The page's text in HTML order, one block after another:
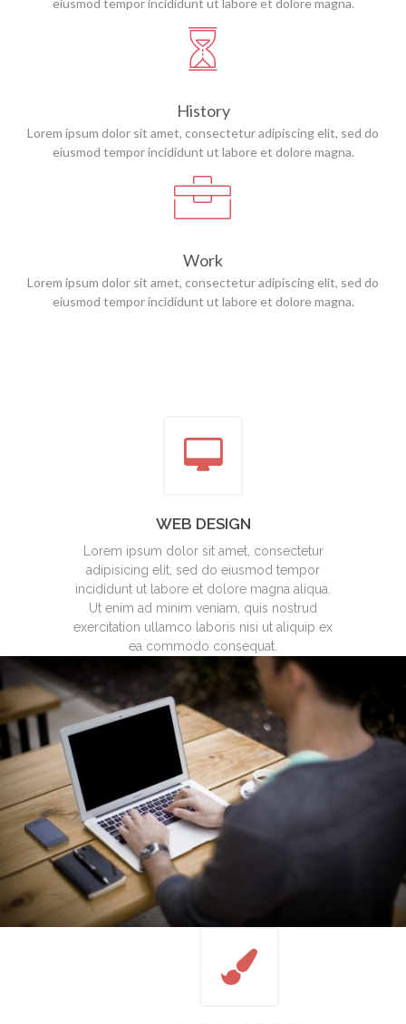
History
Lorem ipsum dolor sit amet, consectetur adipiscing elit, sed do
eiusmod tempor incididunt ut labore et dolore magna.
Work
Lorem ipsum dolor sit amet, consectetur adipiscing elit, sed do
eiusmod tempor incididunt ut labore et dolore magna.
WEB DESIGN
Lorem ipsum dolor sit amet, consectetur
adipisicing elit, sed do eiusmod tempor
incididunt ut labore et dolore magna aliqua.
Ut enim ad minim veniam, quis nostrud
exercitation ullamco laboris nisi ut aliquip ex
ea commodo consequat.